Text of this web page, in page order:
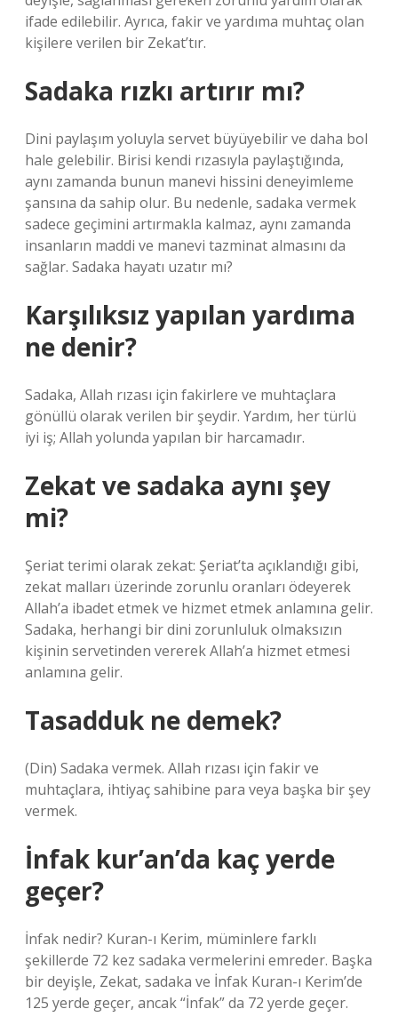
ifade edilebilir. Ayrıca, fakir ve yardıma muhtaç olan
kişilere verilen bir Zekat’tır.
Sadaka rızkı artırır mı?
Dini paylaşım yoluyla servet büyüyebilir ve daha bol
hale gelebilir. Birisi kendi rızasıyla paylaştığında,
aynı zamanda bunun manevi hissini deneyimleme
şansına da sahip olur. Bu nedenle, sadaka vermek
sadece geçimini artırmakla kalmaz, aynı zamanda
insanların maddi ve manevi tazminat almasını da
sağlar. Sadaka hayatı uzatır mı?
Karşılıksız yapılan yardıma
ne denir?
Sadaka, Allah rızası için fakirlere ve muhtaçlara
gönüllü olarak verilen bir şeydir. Yardım, her türlü
iyi iş; Allah yolunda yapılan bir harcamadır.
Zekat ve sadaka aynı şey
mi?
Şeriat terimi olarak zekat: Şeriat’ta açıklandığı gibi,
zekat malları üzerinde zorunlu oranları ödeyerek
Allah’a ibadet etmek ve hizmet etmek anlamına gelir.
Sadaka, herhangi bir dini zorunluluk olmaksızın
kişinin servetinden vererek Allah’a hizmet etmesi
anlamına gelir.
Tasadduk ne demek?
(Din) Sadaka vermek. Allah rızası için fakir ve
muhtaçlara, ihtiyaç sahibine para veya başka bir şey
vermek.
İnfak kur’an’da kaç yerde
geçer?
İnfak nedir? Kuran-ı Kerim, müminlere farklı
şekillerde 72 kez sadaka vermelerini emreder. Başka
bir deyişle, Zekat, sadaka ve İnfak Kuran-ı Kerim’de
125 yerde geçer, ancak “İnfak” da 72 yerde geçer.